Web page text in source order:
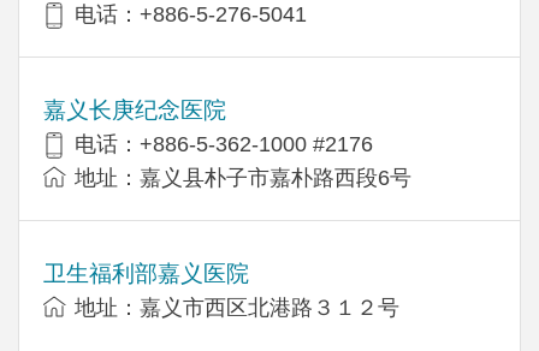
电话：+886-5-276-5041
嘉义长庚纪念医院
电话：+886-5-362-1000 #2176
地址：嘉义县朴子市嘉朴路西段6号
卫生福利部嘉义医院
地址：嘉义市西区北港路３１２号